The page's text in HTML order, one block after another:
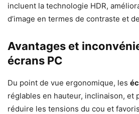
incluent la technologie HDR,
d’image en termes de contraste et
Avantages et
écrans PC
Du point de vue ergonomique, les
réglables en hauteur, inclinaison, et
réduire les tensions du cou et